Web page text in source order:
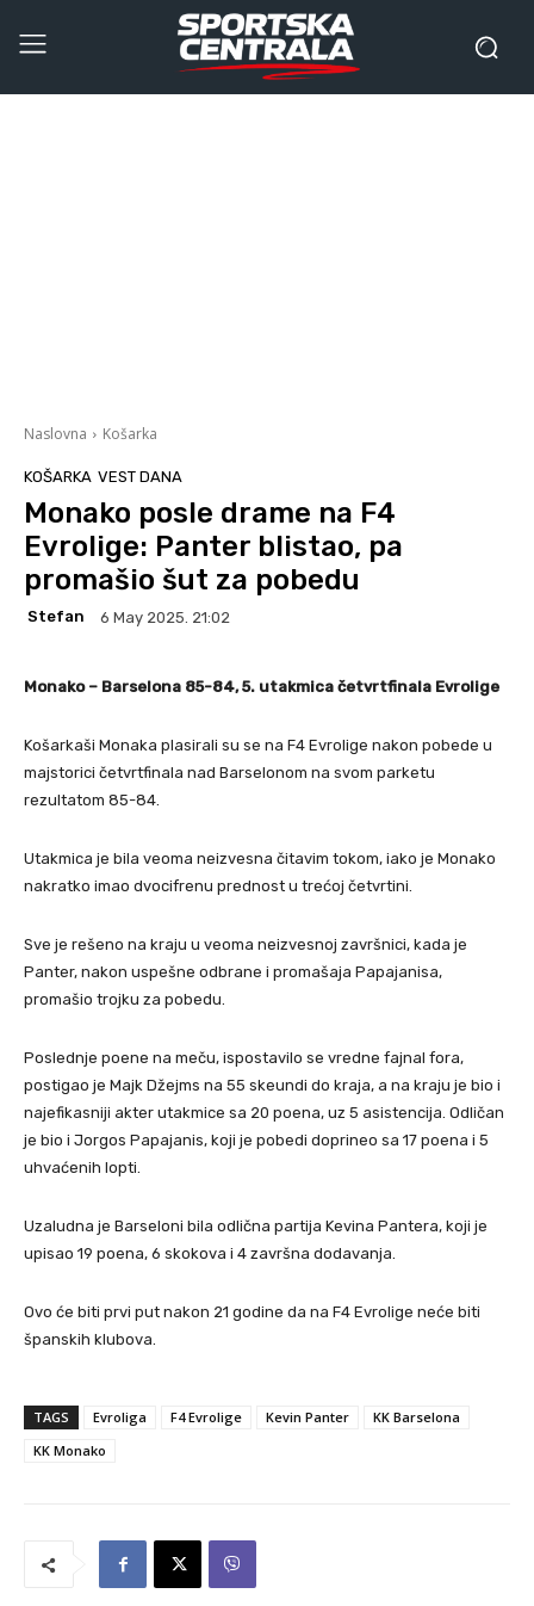
Naslovna Košarka
KOŠARKA VEST DANA
Monako posle drame na F4
Evrolige: Panter blistao, pa
promašio šut za pobedu
Stefan 6 May 2025. 21:02
Monako – Barselona 85-84, 5. utakmica četvrtfinala Evrolige
Košarkaši Monaka plasirali su se na F4 Evrolige nakon pobede u
majstorici četvrtfinala nad Barselonom na svom parketu
rezultatom 85-84.
Utakmica je bila veoma neizvesna čitavim tokom, iako je Monako
nakratko imao dvocifrenu prednost u trećoj četvrtini.
Sve je rešeno na kraju u veoma neizvesnoj završnici, kada je
Panter, nakon uspešne odbrane i promašaja Papajanisa,
promašio trojku za pobedu.
Poslednje poene na meču, ispostavilo se vredne fajnal fora,
postigao je Majk Džejms na 55 skeundi do kraja, a na kraju je bio i
najefikasniji akter utakmice sa 20 poena, uz 5 asistencija. Odličan
je bio i Jorgos Papajanis, koji je pobedi doprineo sa 17 poena i 5
uhvaćenih lopti.
Uzaludna je Barseloni bila odlična partija Kevina Pantera, koji je
upisao 19 poena, 6 skokova i 4 završna dodavanja.
Ovo će biti prvi put nakon 21 godine da na F4 Evrolige neće biti
španskih klubova.
TAGS Evroliga F4 Evrolige Kevin Panter
KK Barselona
KK Monako